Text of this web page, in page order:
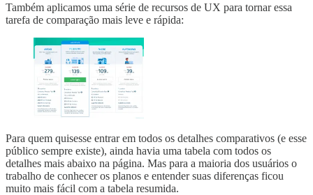
Também aplicamos uma série de recursos de UX para tornar essa
tarefa de comparação mais leve e rápida:
Para quem quisesse entrar em todos os detalhes comparativos (e esse
público sempre existe), ainda havia uma tabela com todos os
detalhes mais abaixo na página. Mas para a maioria dos usuários o
trabalho de conhecer os planos e entender suas diferenças ficou
muito mais fácil com a tabela resumida.